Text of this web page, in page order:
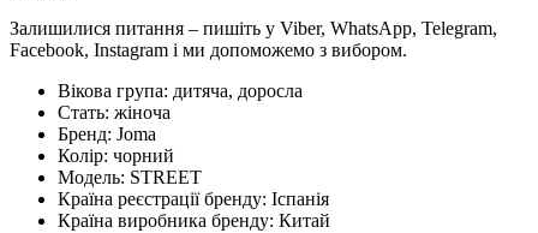
Залишилися питання – пишіть у Viber, WhatsApp, Telegram,
Facebook, Instagram і ми допоможемо з вибором.
Вікова група: дитяча, доросла
Стать: жіноча
Бренд: Joma
Колір: чорний
Модель: STREET
Країна реєстрації бренду: Іспанія
Країна виробника бренду: Китай